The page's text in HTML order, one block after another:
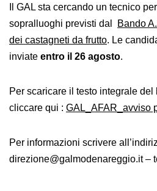
Il GAL sta cercando un tecnico
sopralluoghi previsti dal
Bando
dei castagneti da frutto. Le
inviate entro il 26 agosto.
Per scaricare il testo integrale
cliccare qui : GAL_AFAR_avviso
Per informazioni scrivere
direzione@galmodenareggio.it –